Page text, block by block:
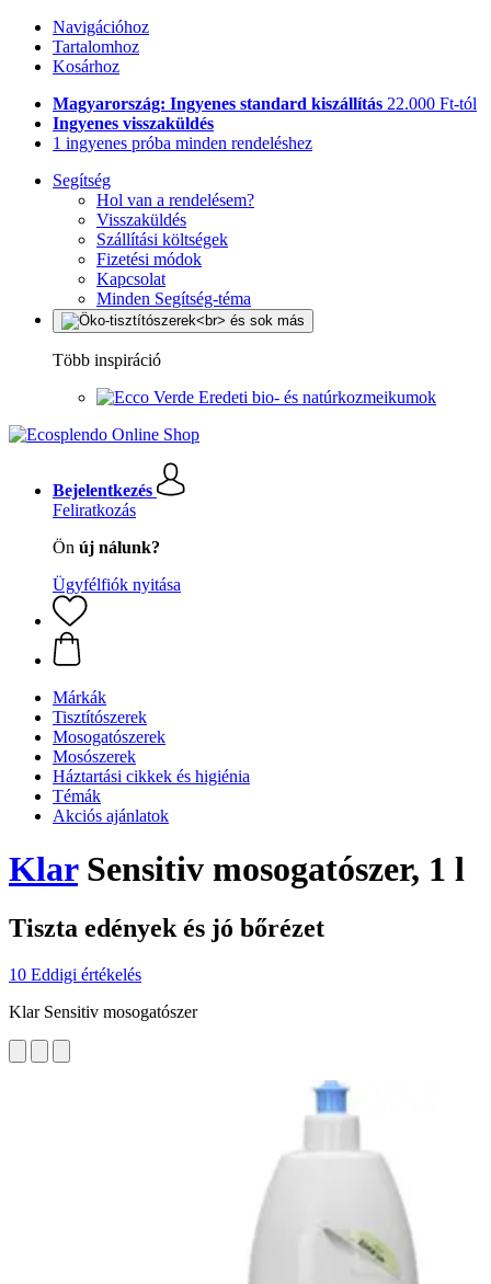
Navigációhoz
Tartalomhoz
Kosárhoz
Magyarország: Ingyenes standard kiszállítás 22.000 Ft-tól
Ingyenes visszaküldés
1 ingyenes próba minden rendeléshez
Segítség
Hol van a rendelésem?
Visszaküldés
Szállítási költségek
Fizetési módok
Kapcsolat
Minden Segítség-téma
Több inspiráció
Eredeti bio- és natúrkozmeikumok
Bejelentkezés
Feliratkozás
Ön új nálunk?
Ügyfélfiók nyitása
Márkák
Tisztítószerek
Mosogatószerek
Mosószerek
Háztartási cikkek és higiénia
Témák
Akciós ajánlatok
KlarSensitiv mosogatószer, 1 l
Tiszta edények és jó bőrézet
10 Eddigi értékelés
Klar Sensitiv mosogatószer